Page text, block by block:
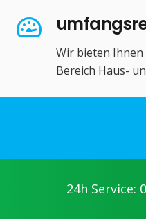
Wir bieten Ihnen
Bereich Haus-
24h Service: